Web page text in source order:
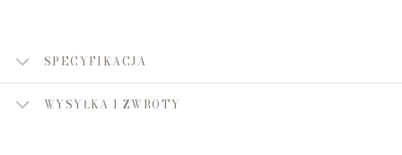
SPECYFIKACJA
WYSYŁKA I ZWROTY